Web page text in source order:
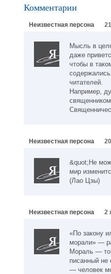
Комментарии
Неизвестная персона
Мысль в
даже
чтобы в
читателей.
Например,
Неизвестная персона
&quot;Не
мир
(Лао Цзы)
Неизвестная персона 2
«По закону
морали» —
Мораль —
писанный не
— человек